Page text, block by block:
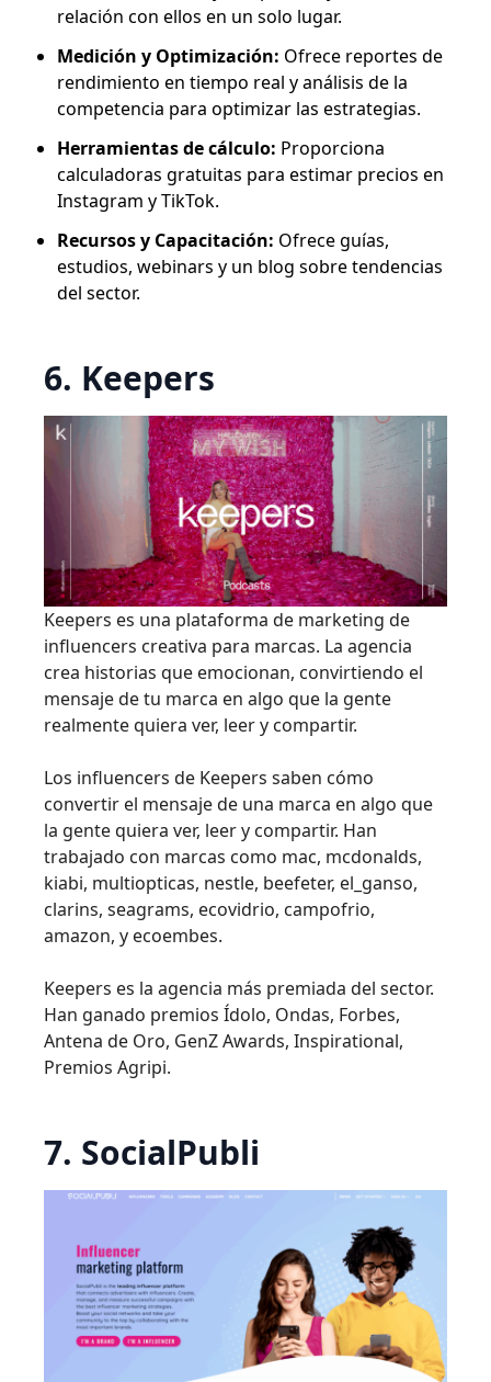
relación con ellos en un solo lugar.
Medición y Optimización: Ofrece reportes de
rendimiento en tiempo real y análisis de la
competencia para optimizar las estrategias.
Herramientas de cálculo: Proporciona
calculadoras gratuitas para estimar precios en
Instagram y TikTok.
Recursos y Capacitación: Ofrece guías,
estudios, webinars y un blog sobre tendencias
del sector.
6. Keepers
Keepers es una plataforma de marketing de
influencers creativa para marcas. La agencia
crea historias que emocionan, convirtiendo el
mensaje de tu marca en algo que la gente
realmente quiera ver, leer y compartir.
Los influencers de Keepers saben cómo
convertir el mensaje de una marca en algo que
la gente quiera ver, leer y compartir. Han
trabajado con marcas como mac, mcdonalds,
kiabi, multiopticas, nestle, beefeter, el_ganso,
clarins, seagrams, ecovidrio, campofrio,
amazon, y ecoembes.
Keepers es la agencia más premiada del sector.
Han ganado premios Ídolo, Ondas, Forbes,
Antena de Oro, GenZ Awards, Inspirational,
Premios Agripi.
7. SocialPubli